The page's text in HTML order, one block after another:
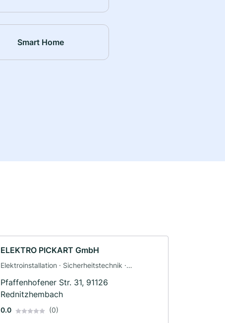
Smart Home
ELEKTRO PICKART GmbH
Elektroinstallation · Sicherheitstechnik ·
Photovoltaik · Solaranlagen · Wallbox · Elektriker
Pfaffenhofener Str. 31, 91126
Rednitzhembach
0.0 (0)